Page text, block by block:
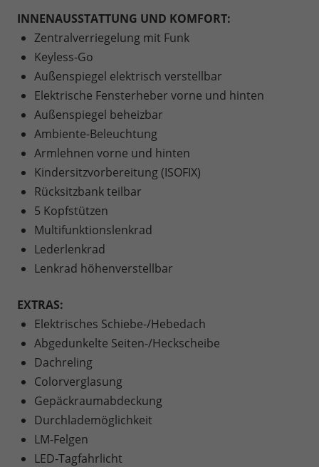
INNENAUSSTATTUNG UND KOMFORT:
Zentralverriegelung mit Funk
Keyless-Go
Außenspiegel elektrisch verstellbar
Elektrische Fensterheber vorne und hinten
Außenspiegel beheizbar
Ambiente-Beleuchtung
Armlehnen vorne und hinten
Kindersitzvorbereitung (ISOFIX)
Rücksitzbank teilbar
5 Kopfstützen
Multifunktionslenkrad
Lederlenkrad
Lenkrad höhenverstellbar
EXTRAS:
Elektrisches Schiebe-/Hebedach
Abgedunkelte Seiten-/Heckscheibe
Dachreling
Colorverglasung
Gepäckraumabdeckung
Durchlademöglichkeit
LM-Felgen
LED-Tagfahrlicht